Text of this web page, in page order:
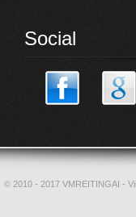
Social
© 2010 - 2017 VMREITINGAI -